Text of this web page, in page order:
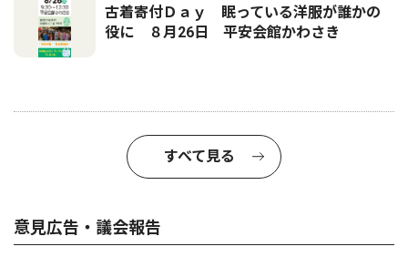
古着寄付Ｄａｙ 眠っている洋服が誰かの
役に ８月26日 平安会館かわさき
すべて見る
意見広告・議会報告